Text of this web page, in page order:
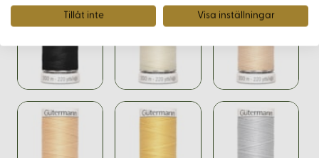
Tillåt inte Visa inställningar